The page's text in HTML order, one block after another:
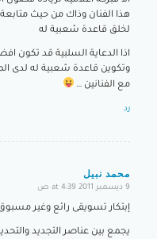
هذا الفنان وذاك من حيث
لخلق قاعدة شعبية له
اذا الدعاية السلبية قد تكون
وتكوين قاعدة شعبية له لدى
مع الفنانين …
رد
محمد نبيل
says:
9 ديسمبر 2011 at 4:39 ص
إبتكار تسويقى رائع وغير
يجمع بين عناصر التجديد